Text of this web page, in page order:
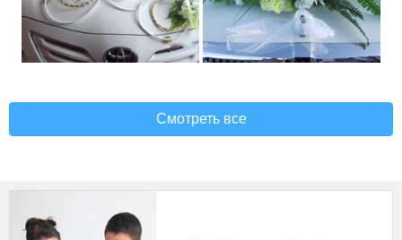
Смотреть все